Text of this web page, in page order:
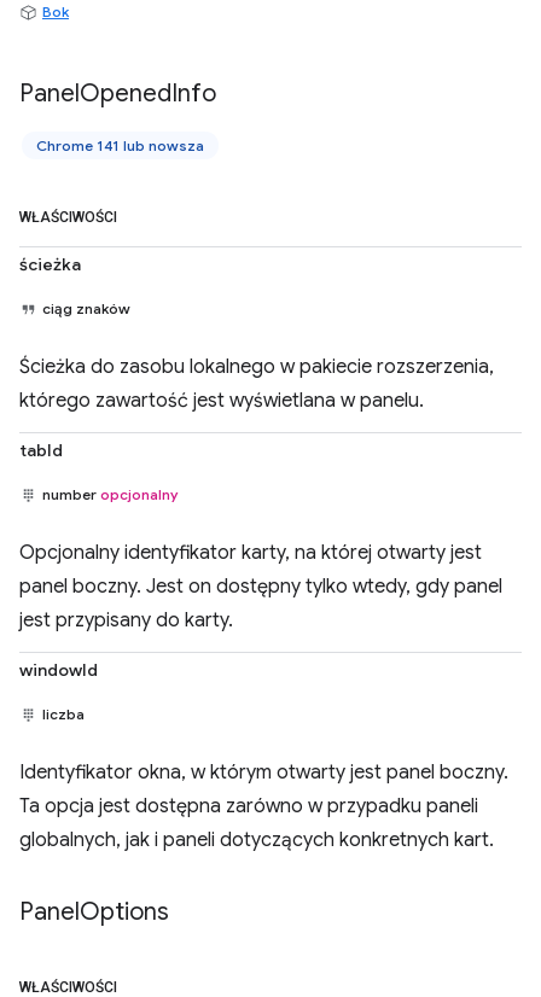
Bok
PanelOpenedInfo
Chrome 141 lub nowsza
WŁAŚCIWOŚCI
ścieżka
ciąg znaków
Ścieżka do zasobu lokalnego w pakiecie rozszerzenia,
którego zawartość jest wyświetlana w panelu.
tabId
number opcjonalny
Opcjonalny identyfikator karty, na której otwarty jest
panel boczny. Jest on dostępny tylko wtedy, gdy panel
jest przypisany do karty.
windowId
liczba
Identyfikator okna, w którym otwarty jest panel boczny.
Ta opcja jest dostępna zarówno w przypadku paneli
globalnych, jak i paneli dotyczących konkretnych kart.
PanelOptions
WŁAŚCIWOŚCI